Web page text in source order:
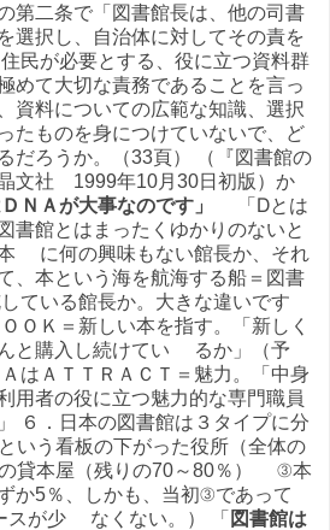
第二条で「図書館長は、他の司書
選択し、自治体に対してその責を
民が必要とする、役に立つ資料群
めて大切な責務であることを言っ
資料についての広範な知識、選択
たものを身につけていないで、ど
だろうか。（33頁） （『図書館の
文社 1999年10月30日初版）か
ＮＡが大事なのです」
「Ⅾとは
書館とはまったくゆかりのないと
に何の興味もない館長か、それ
、本という海を航海する船＝図書
ている館長か。大きな違いです
Ｋ＝新しい本を指す。「新しく
と購入し続けてい るか」（予
はＡＴＴＲＡＣＴ＝魅力。「中身
用者の役に立つ魅力的な専門職員
６．日本の図書館は３タイプに分
う看板の下がった役所（全体の
貸本屋（残りの70～80％） ③本
か5％、しかも、当初③であって
スが少 なくない。） 「 図書館は